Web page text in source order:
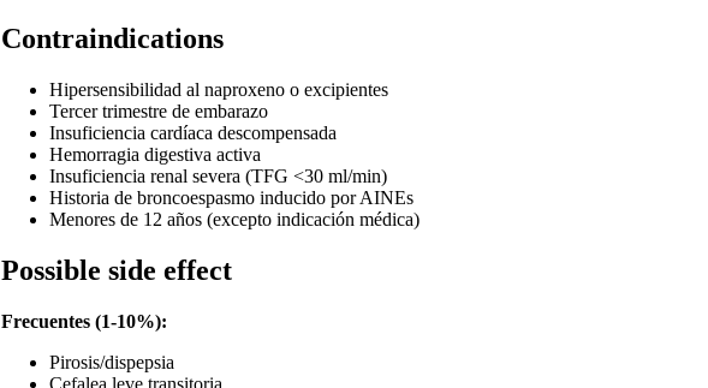
Contraindications
Hipersensibilidad al naproxeno o excipientes
Tercer trimestre de embarazo
Insuficiencia cardíaca descompensada
Hemorragia digestiva activa
Insuficiencia renal severa (TFG <30 ml/min)
Historia de broncoespasmo inducido por AINEs
Menores de 12 años (excepto indicación médica)
Possible side effect
Frecuentes (1-10%):
Pirosis/dispepsia
Cefalea leve transitoria